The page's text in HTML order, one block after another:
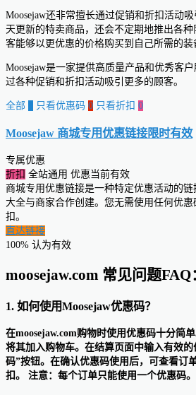
Moosejaw还非常擅长通过促销和折扣活动
天更新的特卖商品，还会不定期地推出各
客能够以更优惠的价格购买到自己所需的装
Moosejaw是一家提供高质量产品和优秀客
过各种促销和折扣活动吸引更多的顾客。
全部 只看优惠码 0 只看折扣 0
Moosejaw 商城专用优惠链接限时有效
专属优惠
折扣
全站通用 优惠当前有效
商城专用优惠链接是一种特定优惠活动的链
大全与商家合作创建。您无需使用任何优
扣。
直达链接
100% 认为有效
moosejaw.com 常见问题FAQ
1. 如何使用Moosejaw优惠码？
在moosejaw.com购物时使用优惠码十分简
将其加入购物车。在结算页面中输入有效
码”按钮。在确认优惠码使用后，可查看订
扣。 注意：每个订单只能使用一个优惠码。